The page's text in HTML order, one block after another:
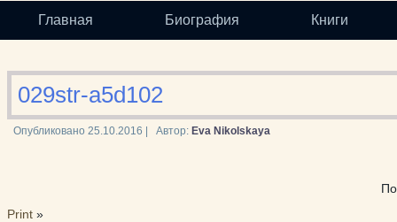
Главная Биография Книги
029str-a5d102
Опубликовано 25.10.2016 Автор: Eva Nikolskaya
Print »